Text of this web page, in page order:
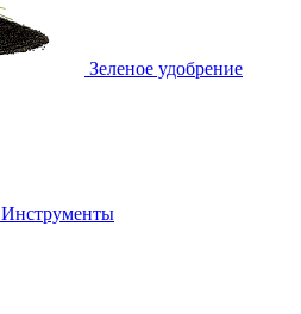
Зеленое удобрение
Инструменты